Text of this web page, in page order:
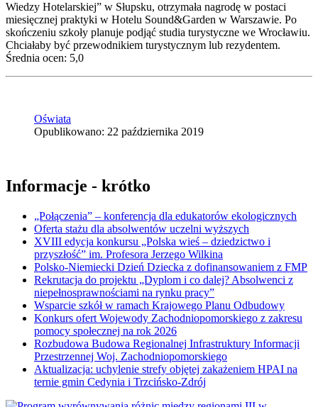
Wiedzy Hotelarskiej” w Słupsku, otrzymała nagrodę w postaci
miesięcznej praktyki w Hotelu Sound&Garden w Warszawie. Po
skończeniu szkoły planuje podjąć studia turystyczne we Wrocławiu.
Chciałaby być przewodnikiem turystycznym lub rezydentem.
Średnia ocen: 5,0
Oświata
Opublikowano: 22 października 2019
Informacje - krótko
„Połączenia” – konferencja dla edukatorów ekologicznych
Oferta stażu dla absolwentów uczelni wyższych
XVIII edycja konkursu „Polska wieś – dziedzictwo i
przyszłość” im. Profesora Jerzego Wilkina
Polsko-Niemiecki Dzień Dziecka z dofinansowaniem z FMP
Rekrutacja do projektu „Dyplom i co dalej? Absolwenci z
niepełnosprawnościami na rynku pracy”
Wsparcie szkół w ramach Krajowego Planu Odbudowy
Konkurs ofert Wojewody Zachodniopomorskiego z zakresu
pomocy społecznej na rok 2026
Rozbudowa Budowa Regionalnej Infrastruktury Informacji
Przestrzennej Woj. Zachodniopomorskiego
Aktualizacja: uchylenie strefy objętej zakażeniem HPAI na
ternie gmin Cedynia i Trzcińsko-Zdrój